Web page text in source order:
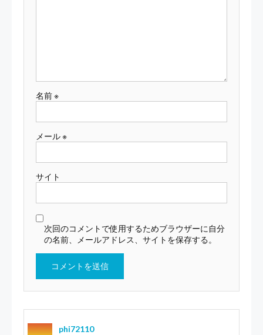
名前※
メール※
サイト
次回のコメントで使用するためブラウザーに自分
の名前、メールアドレス、サイトを保存する。
phi72110